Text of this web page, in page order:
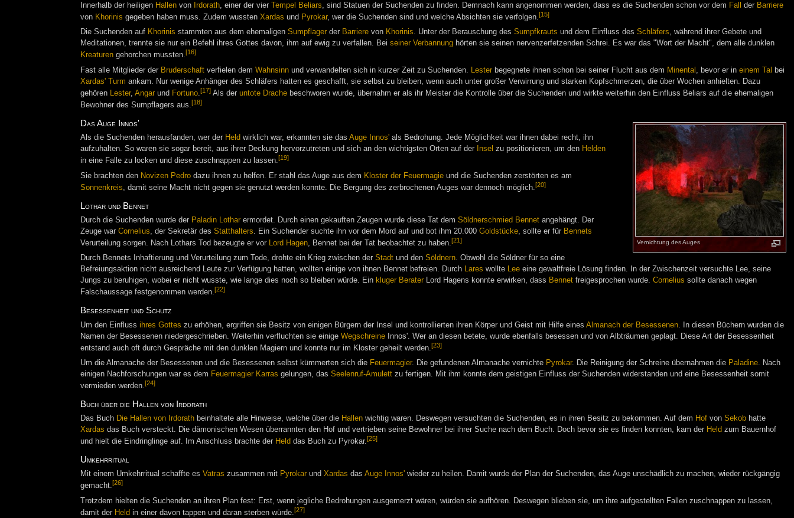
Innerhalb der heiligen Hallenvon Irdorath, einer der vier Tempel Beliars , sind Statuen der Suchenden zu finden. Demnach kann angenommen werden, dass es die Suchenden schon vor dem Fall der Barriere
von Khorinis gegeben haben muss. Zudem wussten Xardas und Pyrokar, wer die Suchenden sind und welche Absichten sie verfolgen.[15]
Die Suchenden auf Khorinis stammten aus dem ehemaligen Sumpflagerder Barrierevon Khorinis. Unter der Berauschung des Sumpfkrauts und dem Einfluss des Schläfers, während ihrer Gebete und
Meditationen, trennte sie nur ein Befehl ihres Gottes davon, ihm auf ewig zu verfallen. Bei seiner Verbannunghörten sie seinen nervenzerfetzenden Schrei. Es war das "Wort der Macht", dem alle dunklen
Kreaturengehorchen mussten.[16]
Fast alle Mitglieder der Bruderschaftverfielen dem Wahnsinnund verwandelten sich in kurzer Zeit zu Suchenden. Lesterbegegnete ihnen schon bei seiner Flucht aus dem Minental , bevor er in einem Tal
bei
Xardas' Turm ankam. Nur wenige Anhänger des Schläfers hatten es geschafft, sie selbst zu bleiben, wenn auch unter großer Verwirrung und starken Kopfschmerzen, die über Wochen anhielten. Dazu
gehören Lester, Angarund Fortuno.[17]Als der untote Drachebeschworen wurde, übernahm er als ihr Meister die Kontrolle über die Suchenden und wirkte weiterhin den Einfluss Beliars auf die ehemaligen
Bewohner des Sumpflagers aus.[18]
Vernichtung des Auges
Das Auge Innos'
Als die Suchenden herausfanden, wer der Held wirklich war, erkannten sie das Auge Innos'als Bedrohung. Jede Möglichkeit war ihnen dabei recht, ihn
aufzuhalten. So waren sie sogar bereit, aus ihrer Deckung hervorzutreten und sich an den wichtigsten Orten auf der
Insel zu positionieren, um den Helden
in eine Falle zu locken und diese zuschnappen zu lassen.[19]
Sie brachten den Novizen Pedrodazu ihnen zu helfen. Er stahl das Auge aus dem Kloster der Feuermagieund die Suchenden zerstörten es am
Sonnenkreis, damit seine Macht nicht gegen sie genutzt werden konnte. Die Bergung des zerbrochenen Auges war dennoch möglich.[20]
Lothar und Bennet
Durch die Suchenden wurde der Paladin Lotharermordet. Durch einen gekauften Zeugen wurde diese Tat dem Söldnerschmied Bennetangehängt. Der
Zeuge war Cornelius, der Sekretär des Statthalters. Ein Suchender suchte ihn vor dem Mord auf und bot ihm 20.000 Goldstücke, sollte er für Bennets
Verurteilung sorgen. Nach Lothars Tod bezeugte er vor Lord Hagen, Bennet bei der Tat beobachtet zu haben.[21]
Durch Bennets Inhaftierung und Verurteilung zum Tode, drohte ein Krieg zwischen der Stadtund den Söldnern. Obwohl die Söldner für so eine
Befreiungsaktion nicht ausreichend Leute zur Verfügung hatten, wollten einige von ihnen Bennet befreien. Durch Lares wollte Leeeine gewaltfreie Lösung finden. In der Zwischenzeit versuchte Lee, seine
Jungs zu beruhigen, wobei er nicht wusste, wie lange dies noch so bleiben würde. Ein kluger BeraterLord Hagens konnte erwirken, dass Bennetfreigesprochen wurde. Cornelius sollte danach wegen
Falschaussage festgenommen werden.[22]
Besessenheit und Schutz
Um den Einfluss ihres Gottes zu erhöhen, ergriffen sie Besitz von einigen Bürgern der Insel und kontrollierten ihren Körper und Geist mit Hilfe eines Almanach der Besessenen. In diesen Büchern wurden die
Namen der Besessenen niedergeschrieben. Weiterhin verfluchten sie einige WegschreineInnos'. Wer an diesen betete, wurde ebenfalls besessen und von Albträumen geplagt. Diese Art der Besessenheit
entstand auch oft durch Gespräche mit den dunklen Magiern und konnte nur im Kloster geheilt werden.[23]
Um die Almanache der Besessenen und die Besessenen selbst kümmerten sich die Feuermagier. Die gefundenen Almanache vernichte Pyrokar. Die Reinigung der Schreine übernahmen die Paladine. Nach
einigen Nachforschungen war es dem Feuermagier Karras gelungen, das Seelenruf-Amulettzu fertigen. Mit ihm konnte dem geistigen Einfluss der Suchenden widerstanden und eine Besessenheit somit
vermieden werden.[24]
Buch über die Hallen von Irdorath
Das Buch Die Hallen von Irdorathbeinhaltete alle Hinweise, welche über die Hallenwichtig waren. Deswegen versuchten die Suchenden, es in ihren Besitz zu bekommen. Auf dem Hofvon Sekobhatte
Xardas das Buch versteckt. Die dämonischen Wesen überrannten den Hof und vertrieben seine Bewohner bei ihrer Suche nach dem Buch. Doch bevor sie es finden konnten, kam der Held zum Bauernhof
und hielt die Eindringlinge auf. Im Anschluss brachte der Held das Buch zu Pyrokar.[25]
Umkehrritual
Mit einem Umkehrritual schaffte es Vatras zusammen mit Pyrokarund Xardas das Auge Innos'wieder zu heilen. Damit wurde der Plan der Suchenden, das Auge unschädlich zu machen, wieder rückgängig
gemacht.[26]
Trotzdem hielten die Suchenden an ihren Plan fest: Erst, wenn jegliche Bedrohungen ausgemerzt wären, würden sie aufhören. Deswegen blieben sie, um ihre aufgestellten Fallen zuschnappen zu lassen,
damit der Held in einer davon tappen und daran sterben würde.[27]